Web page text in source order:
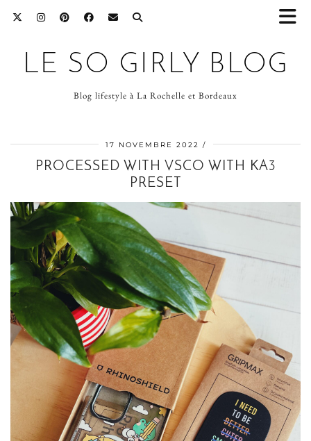
LE SO GIRLY BLOG
Blog lifestyle à La Rochelle et Bordeaux
17 NOVEMBRE 2022
PROCESSED WITH VSCO WITH KA3
PRESET